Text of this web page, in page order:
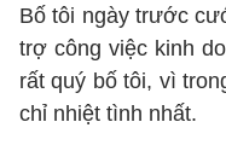
Bố tôi ngày trước
trợ công việc kinh
rất quý bố tôi, vì
chỉ nhiệt tình nhất.